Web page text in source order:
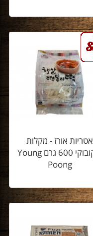
אטריות אורז - מקלות
טוקובוקי 600 גרם Young
Poong